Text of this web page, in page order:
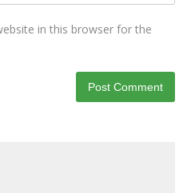
in this browser for the